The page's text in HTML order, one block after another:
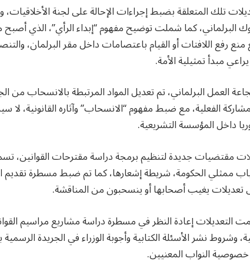
تلك المتعلقة بضبط إجراءات الإحالة على لجنة
البرلماني، كما شملت توضيح مفهوم “إبداء الرأي”، الذي
منع رفع اللافتات أو القيام باعتصامات داخل مقر البرلمان،
مبدأ تمثيلية الأمة.
العمل البرلماني، تم تعديل المواد المرتبطة بالانسحاب
الفعلية، مع ضبط مفهوم “الانسحاب” وآثاره القانونية،
داخل المؤسسة التشريعية.
مقتضيات جديدة لتنظيم برمجة دراسة مقترحات القوانين،
ممثلي الحكومة، شريطة إشعارها، كما تم ضبط مسطرة تقديم
تعديلات يغيب أصحابها أو ينسحبون من المناقشة.
إعادة النظر في مسطرة دراسة مشاريع مراسيم
وشروط نشر الأسئلة الكتابية وأجوبة الوزراء في الجريدة
النواب المعنيين.